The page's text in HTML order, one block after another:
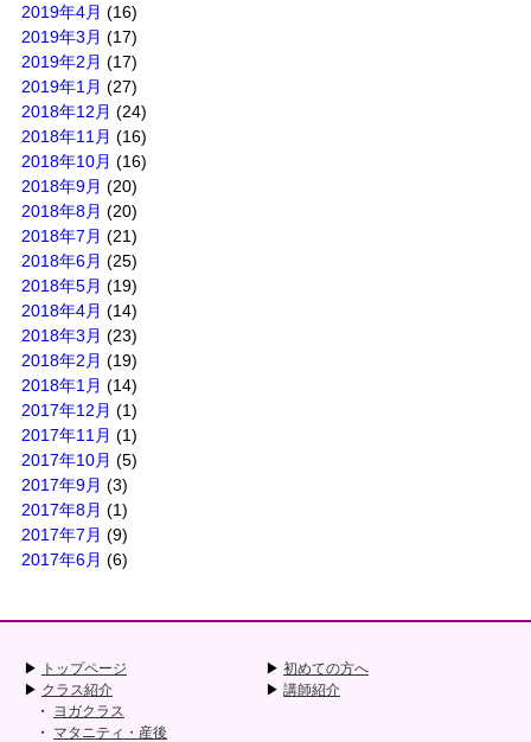
2019年4月 (16)
2019年3月 (17)
2019年2月 (17)
2019年1月 (27)
2018年12月 (24)
2018年11月 (16)
2018年10月 (16)
2018年9月 (20)
2018年8月 (20)
2018年7月 (21)
2018年6月 (25)
2018年5月 (19)
2018年4月 (14)
2018年3月 (23)
2018年2月 (19)
2018年1月 (14)
2017年12月 (1)
2017年11月 (1)
2017年10月 (5)
2017年9月 (3)
2017年8月 (1)
2017年7月 (9)
2017年6月 (6)
トップページ
初めての方へ
クラス紹介
ヨガクラス
マタニティ・産後
講師紹介